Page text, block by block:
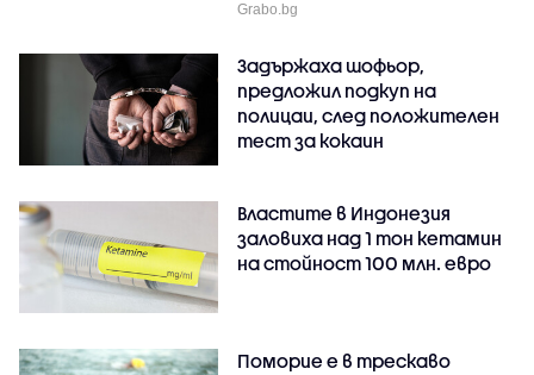
Grabo.bg
Задържаха шофьор,
предложил подкуп на
полицаи, след положителен
тест за кокаин
Властите в Индонезия
заловиха над 1 тон кетамин
на стойност 100 млн. евро
Поморие е в трескаво